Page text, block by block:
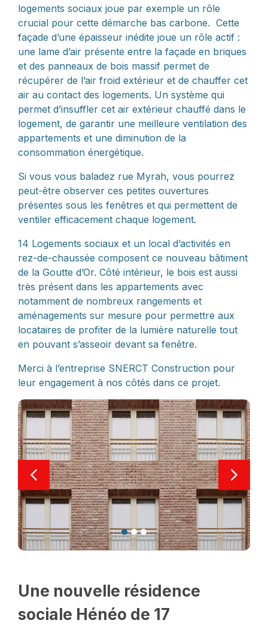
logements sociaux joue par exemple un rôle
crucial pour cette démarche bas carbone. Cette
façade d’une épaisseur inédite joue un rôle actif :
une lame d’air présente entre la façade en briques
et des panneaux de bois massif permet de
récupérer de l’air froid extérieur et de chauffer cet
air au contact des logements. Un système qui
permet d’insuffler cet air extérieur chauffé dans le
logement, de garantir une meilleure ventilation des
appartements et une diminution de la
consommation énergétique.
Si vous vous baladez rue Myrah, vous pourrez
peut-être observer ces petites ouvertures
présentes sous les fenêtres et qui permettent de
ventiler efficacement chaque logement.
14 Logements sociaux et un local d’activités en
rez-de-chaussée composent ce nouveau bâtiment
de la Goutte d’Or. Côté intérieur, le bois est aussi
très présent dans les appartements avec
notamment de nombreux rangements et
aménagements sur mesure pour permettre aux
locataires de profiter de la lumière naturelle tout
en pouvant s’asseoir devant sa fenêtre.
Merci à l’entreprise SNERCT Construction pour
leur engagement à nos côtés dans ce projet.
Une nouvelle résidence
sociale Hénéo de 17